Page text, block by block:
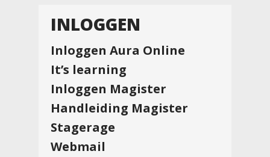
INLOGGEN
Inloggen Aura Online
It’s learning
Inloggen Magister
Handleiding Magister
Stagerage
Webmail